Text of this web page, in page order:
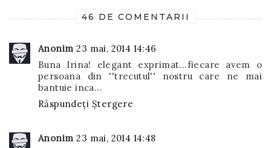
46 DE COMENTARII
Anonim 23 mai, 2014 14:46
Buna Irina! elegant exprimat...fiecare avem o
persoana din ''trecutul'' nostru care ne mai
bantuie inca...
Răspundeți Ștergere
Anonim 23 mai, 2014 14:48